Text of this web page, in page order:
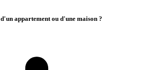
appartement ou d'une maison ?